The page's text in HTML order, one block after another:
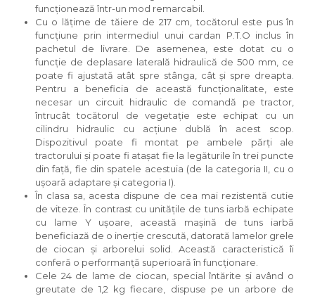
funcționează într-un mod remarcabil.
Cu o lățime de tăiere de 217 cm, tocătorul este pus în
funcțiune prin intermediul unui cardan P.T.O inclus în
pachetul de livrare. De asemenea, este dotat cu o
funcție de deplasare laterală hidraulică de 500 mm, ce
poate fi ajustată atât spre stânga, cât și spre dreapta.
Pentru a beneficia de această funcționalitate, este
necesar un circuit hidraulic de comandă pe tractor,
întrucât tocătorul de vegetație este echipat cu un
cilindru hidraulic cu acțiune dublă în acest scop.
Dispozitivul poate fi montat pe ambele părți ale
tractorului și poate fi atașat fie la legăturile în trei puncte
din față, fie din spatele acestuia (de la categoria II, cu o
ușoară adaptare și categoria I).
În clasa sa, acesta dispune de cea mai rezistentă cutie
de viteze. În contrast cu unitățile de tuns iarbă echipate
cu lame Y ușoare, această mașină de tuns iarbă
beneficiază de o inerție crescută, datorată lamelor grele
de ciocan și arborelui solid. Această caracteristică îi
conferă o performanță superioară în funcționare.
Cele 24 de lame de ciocan, special întărite și având o
greutate de 1,2 kg fiecare, dispuse pe un arbore de